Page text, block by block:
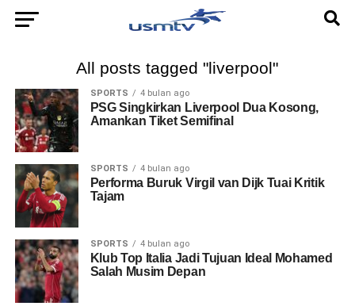
All posts tagged "liverpool"
SPORTS 4 bulan ago
PSG Singkirkan Liverpool Dua Kosong,
Amankan Tiket Semifinal
SPORTS 4 bulan ago
Performa Buruk Virgil van Dijk Tuai Kritik
Tajam
SPORTS 4 bulan ago
Klub Top Italia Jadi Tujuan Ideal Mohamed
Salah Musim Depan